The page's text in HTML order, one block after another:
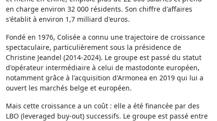
en charge environ 32 000 résidents. Son chiffre d'affaires
s'établit à environ 1,7 milliard d'euros.
Fondé en 1976, Colisée a connu une trajectoire de croissance
spectaculaire, particulièrement sous la présidence de
Christine Jeandel (2014-2024). Le groupe est passé du statut
d'opérateur intermédiaire à celui de mastodonte européen,
notamment grâce à l'acquisition d'Armonea en 2019 qui lui a
ouvert les marchés belge et européen.
Mais cette croissance a un coût : elle a été financée par des
LBO (leveraged buy-out) successifs. Le groupe est passé entre